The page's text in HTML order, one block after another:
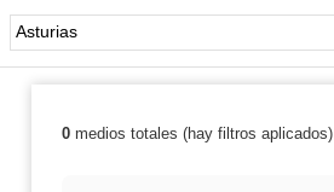
Palabra o frase:
Resultados de: Asturias
0medios totales (hay filtros aplicados)